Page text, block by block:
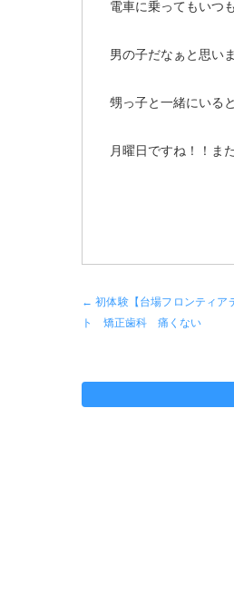
電車に乗ってもいつ
男の子だなぁと思い
甥っ子と一緒にいる
月曜日ですね！！ま
← 初体験【台場フロンティ
ト 矯正歯科 痛くない